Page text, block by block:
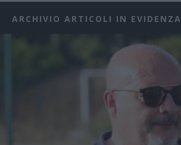
ARCHIVIO ARTICOLI IN EVIDENZA